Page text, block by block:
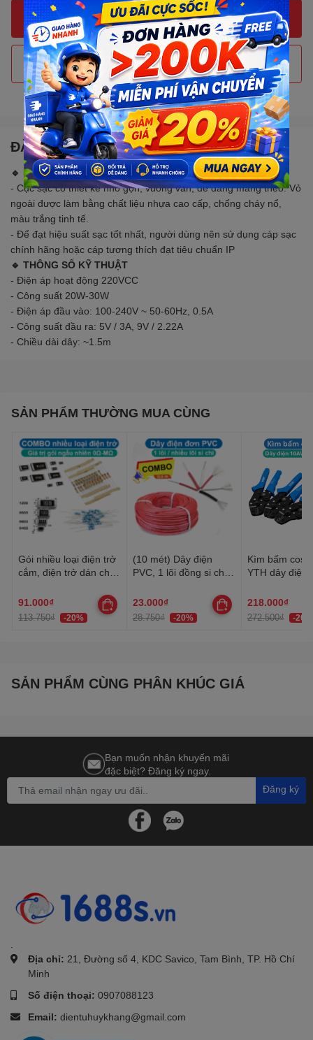
MUA NGAY
THÊM VÀO GIỎ HÀNG
Gọi đặt mua0907088123 (7:30 - 17:00)
ĐẶC ĐIỂM NỔI BẬT
🔹 MÔ TẢ SẢN PHẨM
- Cục sạc có thiết kế nhỏ gọn, vuông vắn, dễ dàng mang theo. Vỏ
ngoài được làm bằng chất liệu nhựa cao cấp, chống cháy nổ,
màu trắng tinh tế.
- Để đạt hiệu suất sạc tốt nhất, người dùng nên sử dụng cáp sạc
chính hãng hoặc cáp tương thích đạt tiêu chuẩn IP
🔹 THÔNG SỐ KỸ THUẬT
- Điện áp hoạt động 220VCC
- Công suất 20W-30W
- Điện áp đầu vào: 100-240V ~ 50-60Hz, 0.5A
- Công suất đầu ra: 5V / 3A, 9V / 2.22A
- Chiều dài dây: ~1.5m
SẢN PHẨM THƯỜNG MUA CÙNG
Gói nhiều loại điện trở
cắm, điện trở dán cho
91.000₫
113.750₫ -20%
(10 mét) Dây điện
PVC, 1 lõi đồng si chì,
22AWG
23.000₫
28.750₫ -20%
Kìm bấm cos
YTH dây điện
218.000₫
272.500₫ -20%
SẢN PHẨM CÙNG PHÂN KHÚC GIÁ
Bạn muốn nhận khuyến mãi
đặc biệt? Đăng ký ngay.
Đăng ký
Địa chỉ: 21, Đường số 4, KDC Savico, Tam Bình, TP. Hồ Chí
Minh
Số điện thoại: 0907088123
Email: dientuhuykhang@gmail.com